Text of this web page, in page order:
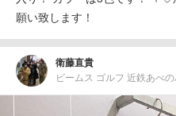
願い致します！
衛藤直貴
ビームス ゴルフ 近鉄あべ